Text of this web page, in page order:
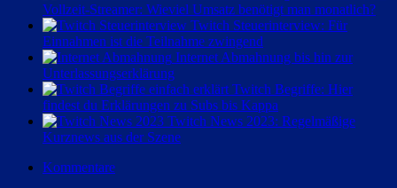
Vollzeit-Streamer: Wieviel Umsatz benötigt man monatlich?
Twitch Steuerinterview: Für
Einnahmen ist die Teilnahme zwingend
Internet Abmahnung bis hin zur
Unterlassungserklärung
Twitch Begriffe: Hier
findest du Erklärungen zu Subs bis Kappa
Twitch News 2023: Regelmäßige
Kurznews aus der Szene
Kommentare